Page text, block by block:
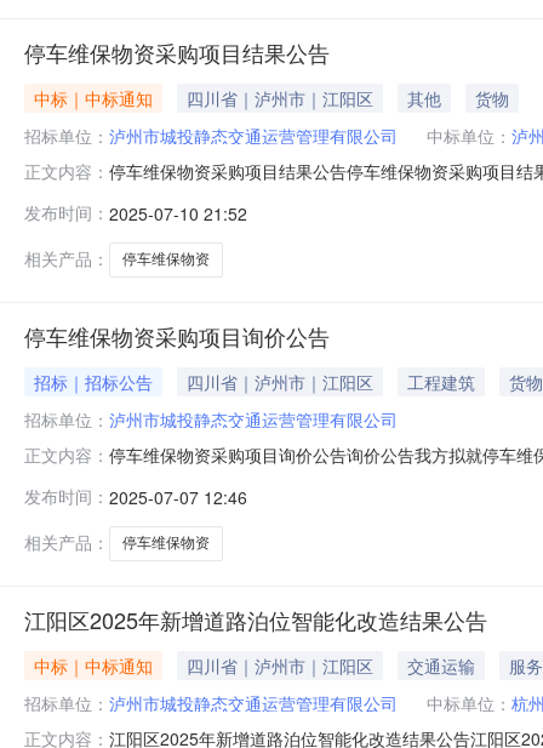
停车维保物资采购项目结果公告
中标｜中标通知 四川省｜泸州市｜江阳区 其他
货物
招标单位： 泸州市城投静态交通运营管理有限公司 中标单位： 泸
正文内容： 停车维保物资采购项目结果公告停车维保物资采购项目
发布时间： 2025-07-10 21:52
相关产品：
停车维保物资
停车维保物资采购项目询价公告
招标｜招标公告 四川省｜泸州市｜江阳区 工程建筑
货物
招标单位： 泸州市城投静态交通运营管理有限公司
正文内容： 停车维保物资采购项目询价公告询价公告我方拟就停车
需供应，业主方下单后3天内到货。5、控制价：本项目
为无效报价。报价人应充分考虑该项目
发布时间： 2025-07-07 12:46
相关产品：
停车维保物资
江阳区2025年新增道路泊位智能化改造结果公告
中标｜中标通知 四川省｜泸州市｜江阳区 交通运输
服务
招标单位： 泸州市城投静态交通运营管理有限公司 中标单位： 杭
正文内容： 江阳区2025年新增道路泊位智能化改造结果公告江阳区